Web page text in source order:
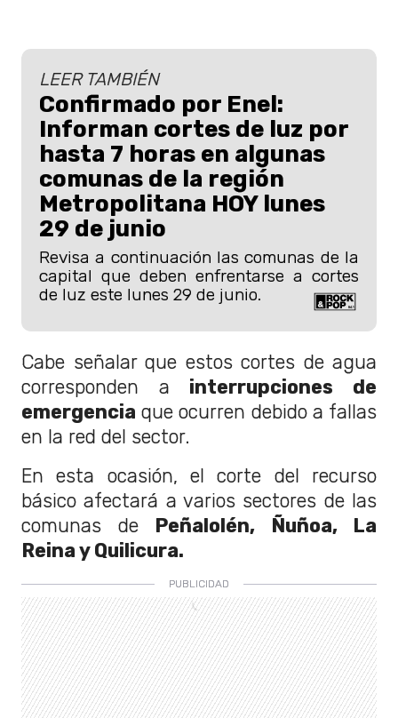
LEER TAMBIÉN
Confirmado por Enel:
Informan cortes de luz por
hasta 7 horas en algunas
comunas de la región
Metropolitana HOY lunes
29 de junio
Revisa a continuación las comunas de la
capital que deben enfrentarse a cortes
de luz este lunes 29 de junio.
Cabe señalar que estos cortes de agua
corresponden a interrupciones de
emergencia que ocurren debido a fallas
en la red del sector.
En esta ocasión, el corte del recurso
básico afectará a varios sectores de las
comunas de Peñalolén, Ñuñoa, La
Reina y Quilicura.